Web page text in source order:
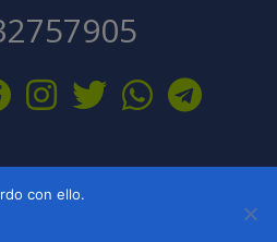
con ello.